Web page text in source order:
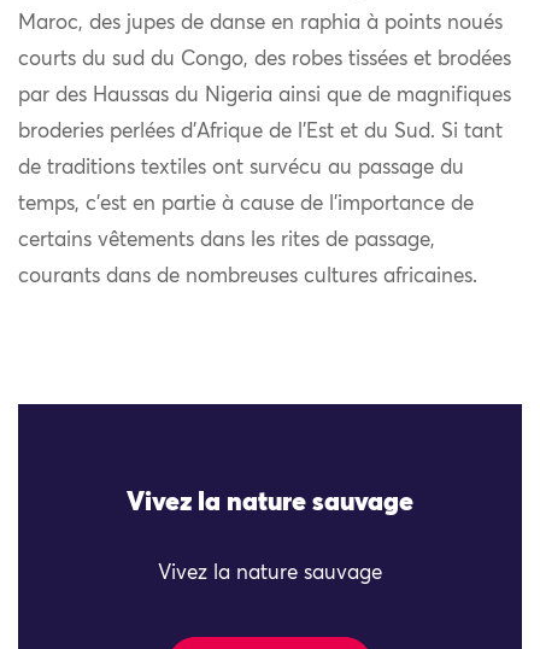
Maroc, des jupes de danse en raphia à points noués
courts du sud du Congo, des robes tissées et brodées
par des Haussas du Nigeria ainsi que de magnifiques
broderies perlées d’Afrique de l’Est et du Sud. Si tant
de traditions textiles ont survécu au passage du
temps, c’est en partie à cause de l’importance de
certains vêtements dans les rites de passage,
courants dans de nombreuses cultures africaines.
Vivez la nature sauvage
Vivez la nature sauvage